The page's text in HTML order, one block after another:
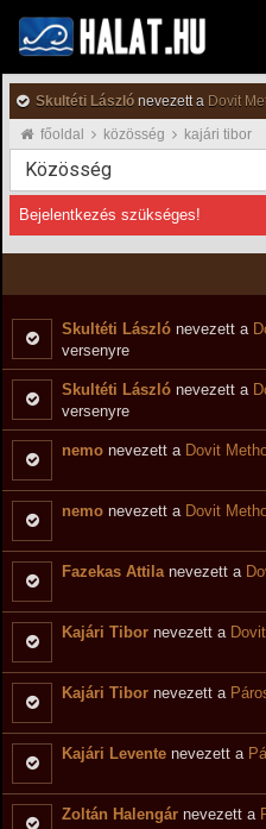
Skultéti László nevezett a Dovit
főoldal
közösség kajári tibor
Közösség
Bejelentkezés szükséges!
Skultéti László nevezett a
versenyre
Skultéti László nevezett a
versenyre
nemo nevezett a Dovit
nemo nevezett a Dovit
Fazekas Attilanevezett a
Kajári Tibor nevezett a
Kajári Tibor nevezett a
Kajári Levente nevezett a
Zoltán Halengár nevezett a